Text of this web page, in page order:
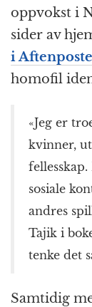
oppvokst i
sider av
i
homofil
«Jeg er
kvinner,
sosiale
andres
Tajik i
tenke det
Samtidig